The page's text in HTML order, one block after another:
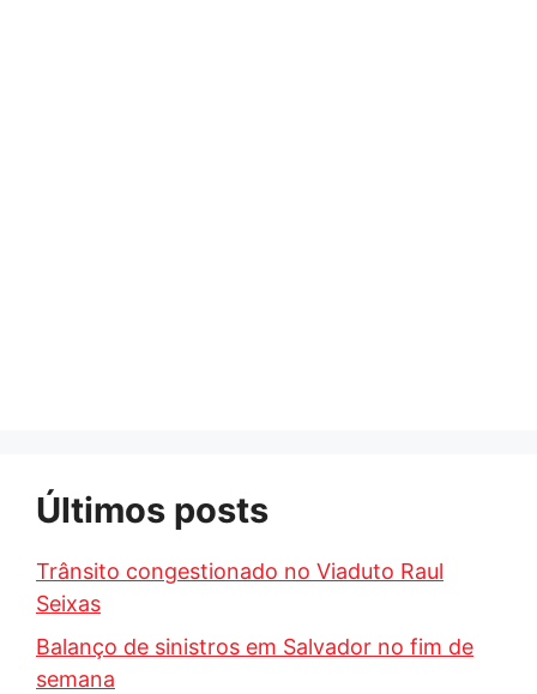
Últimos posts
Trânsito congestionado no Viaduto Raul
Seixas
Balanço de sinistros em Salvador no fim de
semana